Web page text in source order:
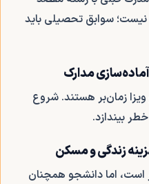
سوابق تحصیلی باید
مدارک
ویزا زمان‌بر هستند. شروع
بیندازد.
زندگی و مسکن
است، اما دانشجو همچنان